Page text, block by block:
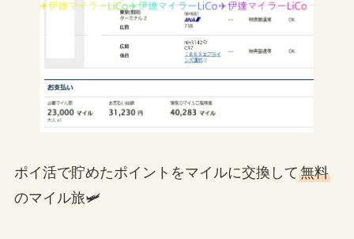
ポイ活で貯めたポイントをマイルに交換して無料
のマイル旅🛩